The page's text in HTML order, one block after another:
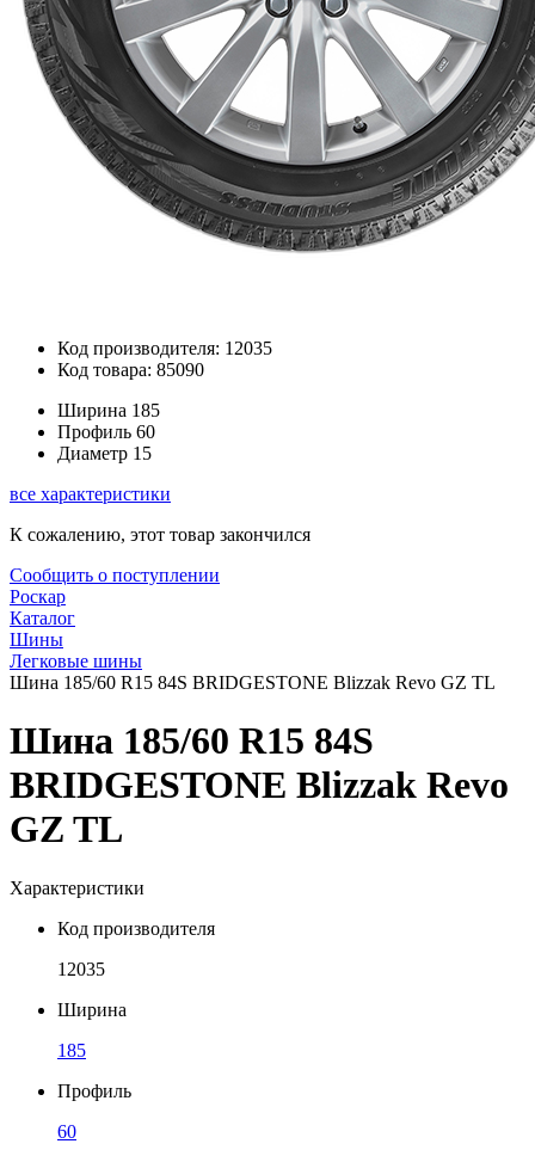
Код производителя: 12035
Код товара: 85090
Ширина 185
Профиль 60
Диаметр 15
все характеристики
К сожалению, этот товар закончился
Сообщить о поступлении
Роскар
Каталог
Шины
Легковые шины
Шина 185/60 R15 84S BRIDGESTONE Blizzak Revo GZ TL
Шина 185/60 R15 84S
BRIDGESTONE Blizzak Revo
GZ TL
Характеристики
Код производителя
12035
Ширина
185
Профиль
60